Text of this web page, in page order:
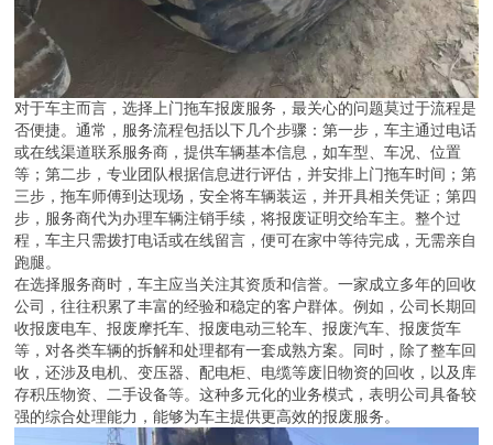
对于车主而言，选择上门拖车报废服务，最关心的问题莫过于流程是
否便捷。通常，服务流程包括以下几个步骤：第一步，车主通过电话
或在线渠道联系服务商，提供车辆基本信息，如车型、车况、位置
等；第二步，专业团队根据信息进行评估，并安排上门拖车时间；第
三步，拖车师傅到达现场，安全将车辆装运，并开具相关凭证；第四
步，服务商代为办理车辆注销手续，将报废证明交给车主。整个过
程，车主只需拨打电话或在线留言，便可在家中等待完成，无需亲自
跑腿。
在选择服务商时，车主应当关注其资质和信誉。一家成立多年的回收
公司，往往积累了丰富的经验和稳定的客户群体。例如，公司长期回
收报废电车、报废摩托车、报废电动三轮车、报废汽车、报废货车
等，对各类车辆的拆解和处理都有一套成熟方案。同时，除了整车回
收，还涉及电机、变压器、配电柜、电缆等废旧物资的回收，以及库
存积压物资、二手设备等。这种多元化的业务模式，表明公司具备较
强的综合处理能力，能够为车主提供更高效的报废服务。